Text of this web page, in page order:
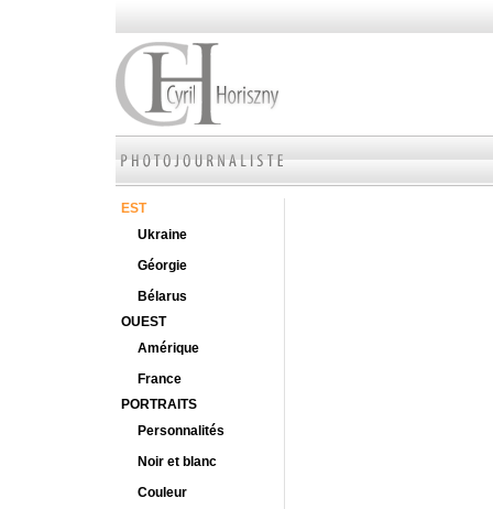
EST
Ukraine
Géorgie
Bélarus
OUEST
Amérique
France
PORTRAITS
Personnalités
Noir et blanc
Couleur